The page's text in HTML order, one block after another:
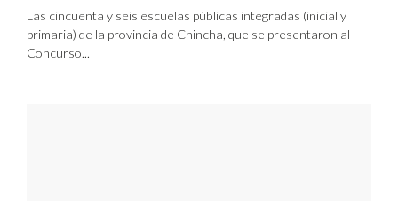
Las cincuenta y seis escuelas públicas integradas (inicial y
primaria) de la provincia de Chincha, que se presentaron al
Concurso...